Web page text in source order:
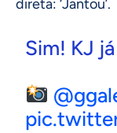
direta: ‘Jantou’.
Sim! KJ